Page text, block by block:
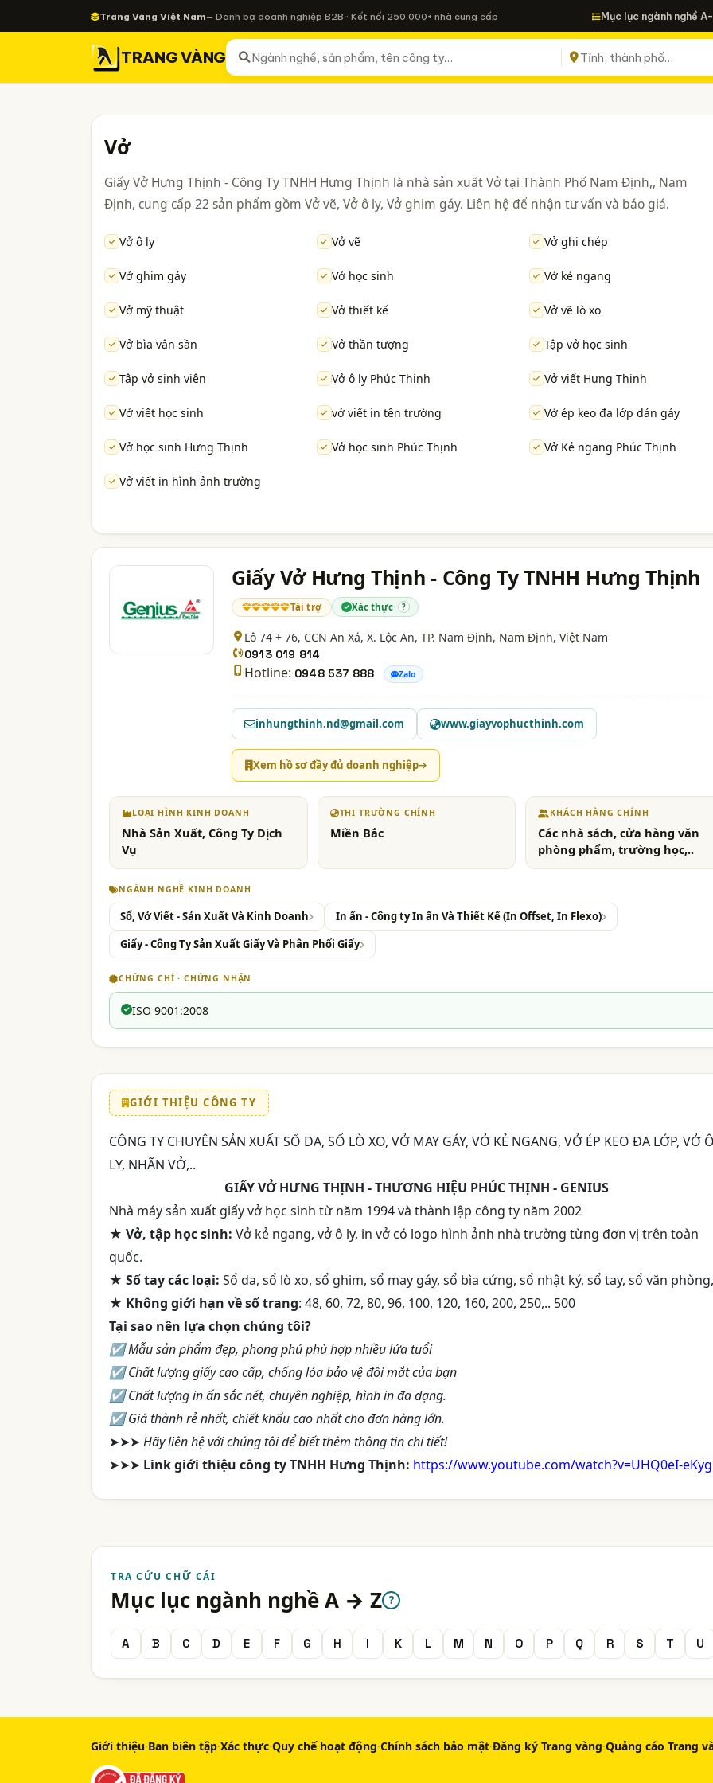
Trang Vàng Việt Nam— Danh bạ doanh nghiệp B2B · Kết nối 250.000+ nhà cung cấp Mục lục ngành nghề
TRANG VÀNG
Vở
Giấy Vở Hưng Thịnh - Công Ty TNHH Hưng Thịnh là nhà sản xuất Vở tại Thành Phố Nam Định,, Nam
Định, cung cấp 22 sản phẩm gồm Vở vẽ, Vở ô ly, Vở ghim gáy. Liên hệ để nhận tư vấn và báo giá.
Vở ô ly Vở vẽ Vở ghi chép
Vở ghim gáy Vở học sinh Vở kẻ ngang
Vở mỹ thuật Vở thiết kế Vở vẽ lò xo
Vở bìa vân sần Vở thần tượng Tập vở học sinh
Tập vở sinh viên Vở ô ly Phúc Thịnh Vở viết Hưng Thịnh
Vở viết học sinh vở viết in tên trường Vở ép keo đa lớp dán gáy
Vở học sinh Hưng Thịnh Vở học sinh Phúc Thịnh Vở Kẻ ngang Phúc Thịnh
Vở viết in hình ảnh trường
Giấy Vở Hưng Thịnh - Công Ty TNHH Hưng Thịnh
Tài trợ Xác thực ?
Lô 74 + 76, CCN An Xá, X. Lộc An, TP. Nam Định, Nam Định, Việt Nam
0913 019 814
Hotline: 0948 537 888 Zalo
inhungthinh.nd@gmail.com www.giayvophucthinh.com
Xem hồ sơ đầy đủ doanh nghiệp
LOẠI HÌNH KINH DOANH
Nhà Sản Xuất, Công Ty Dịch
Vụ
THỊ TRƯỜNG CHÍNH
Miền Bắc
KHÁCH HÀNG CHÍNH
Các nhà sách, cửa hàng văn
phòng phẩm, trường học,..
NGÀNH NGHỀ KINH DOANH
Sổ, Vở Viết - Sản Xuất Và Kinh Doanh
In ấn - Công ty In ấn Và Thiết Kế (In Offset, In Flexo)
Giấy - Công Ty Sản Xuất Giấy Và Phân Phối Giấy
CHỨNG CHỈ · CHỨNG NHẬN
ISO 9001:2008
GIỚI THIỆU CÔNG TY
CÔNG TY CHUYÊN SẢN XUẤT SỔ DA, SỔ LÒ XO, VỞ MAY GÁY, VỞ KẺ NGANG, VỞ ÉP KEO ĐA LỚP, VỞ
LY, NHÃN VỞ,..
GIẤY VỞ HƯNG THỊNH - THƯƠNG HIỆU PHÚC THỊNH - GENIUS
Nhà máy sản xuất giấy vở học sinh từ năm 1994 và thành lập công ty năm 2002
★ Vở, tập học sinh: Vở kẻ ngang, vở ô ly, in vở có logo hình ảnh nhà trường từng đơn vị trên toàn
quốc.
★ Sổ tay các loại: Sổ da, sổ lò xo, sổ ghim, sổ may gáy, sổ bìa cứng, sổ nhật ký, sổ tay, sổ văn
★ Không giới hạn về số trang: 48, 60, 72, 80, 96, 100, 120, 160, 200, 250,.. 500
Tại sao nên lựa chọn chúng tôi?
☑ Mẫu sản phẩm đẹp, phong phú phù hợp nhiều lứa tuổi
☑ Chất lượng giấy cao cấp, chống lóa bảo vệ đôi mắt của bạn
☑ Chất lượng in ấn sắc nét, chuyên nghiệp, hình in đa dạng.
☑ Giá thành rẻ nhất, chiết khấu cao nhất cho đơn hàng lớn.
➤➤➤ Hãy liên hệ với chúng tôi để biết thêm thông tin chi tiết!
➤➤➤ Link giới thiệu công ty TNHH Hưng Thịnh: https://www.youtube.com/watch?v=UHQ0eI-eKyg
TRA CỨU CHỮ CÁI
Mục lục ngành nghề A → Z ?
A B C D E F G H I K L M N O P Q R S T U
Giới thiệu·Ban biên tập·Xác thực·Quy chế hoạt động·Chính sách bảo mật·Đăng ký Trang vàng·Quảng cáo Trang